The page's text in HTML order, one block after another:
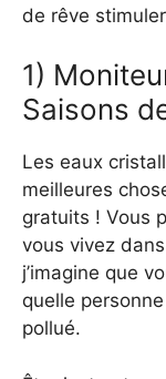
de rêve
1)
Saisons
Les eaux
meilleures
gratuits ! Vous
vous vivez
j’imagine que
quelle
pollué.